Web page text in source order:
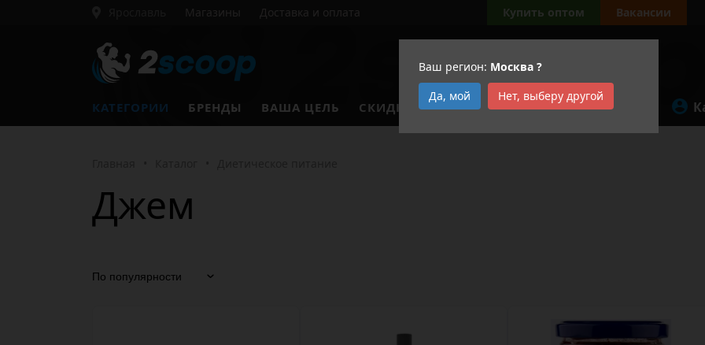
Ваш регион: Москва ?
Да, мой
Нет, выберу другой
Магазины Доставка и оплата Купить оптом Вакансии
КАТЕГОРИИ БРЕНДЫ ВАША ЦЕЛЬ СКИДКИ АКЦИИ
Джем